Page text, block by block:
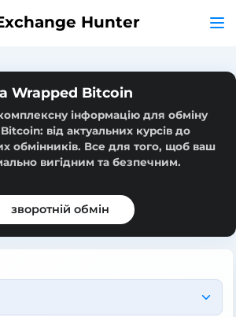
Hunter
Wrapped Bitcoin
інформацію для обміну
від актуальних курсів до
обмінників. Все для того, щоб ваш
вигідним та безпечним.
зворотній обмін